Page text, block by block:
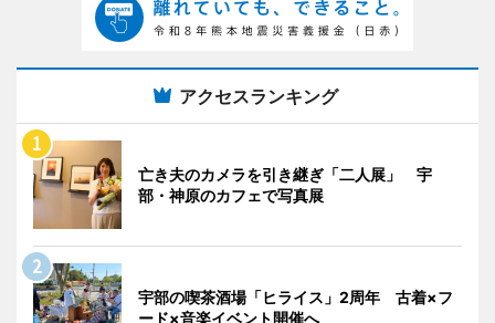
アクセスランキング
亡き夫のカメラを引き継ぎ「二人展」 宇
部・神原のカフェで写真展
宇部の喫茶酒場「ヒライス」2周年 古着×フ
ード×音楽イベント開催へ